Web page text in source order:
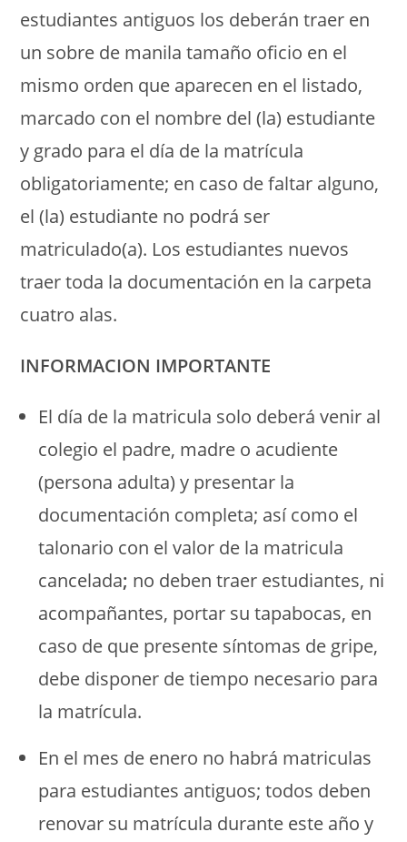
estudiantes antiguos los deberán traer en
un sobre de manila tamaño oficio en el
mismo orden que aparecen en el listado,
marcado con el nombre del (la) estudiante
y grado para el día de la matrícula
obligatoriamente; en caso de faltar alguno,
el (la) estudiante no podrá ser
matriculado(a). Los estudiantes nuevos
traer toda la documentación en la carpeta
cuatro alas.
INFORMACION IMPORTANTE
El día de la matricula solo deberá venir al
colegio el padre, madre o acudiente
(persona adulta) y presentar la
documentación completa; así como el
talonario con el valor de la matricula
cancelada; no deben traer estudiantes, ni
acompañantes, portar su tapabocas, en
caso de que presente síntomas de gripe,
debe disponer de tiempo necesario para
la matrícula.
En el mes de enero no habrá matriculas
para estudiantes antiguos; todos deben
renovar su matrícula durante este año y